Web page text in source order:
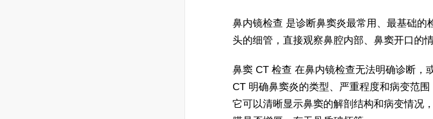
鼻内镜检查 是诊断鼻窦炎最常用、最基础的
头的细管，直接观察鼻腔内部、鼻窦开口的情
鼻窦 CT 检查 在鼻内镜检查无法明确诊断，
CT 明确鼻窦炎的类型、严重程度和病变范围
它可以清晰显示鼻窦的解剖结构和病变情况